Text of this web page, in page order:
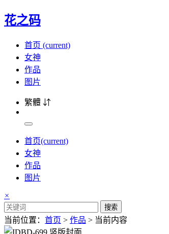
花之码
首页 (current)
女神
作品
图片
繁體 ⇵
首页(current)
女神
作品
图片
×
搜索
当前位置： 首页 > 作品 > 当前内容